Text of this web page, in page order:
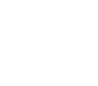
ГРАТЭК»